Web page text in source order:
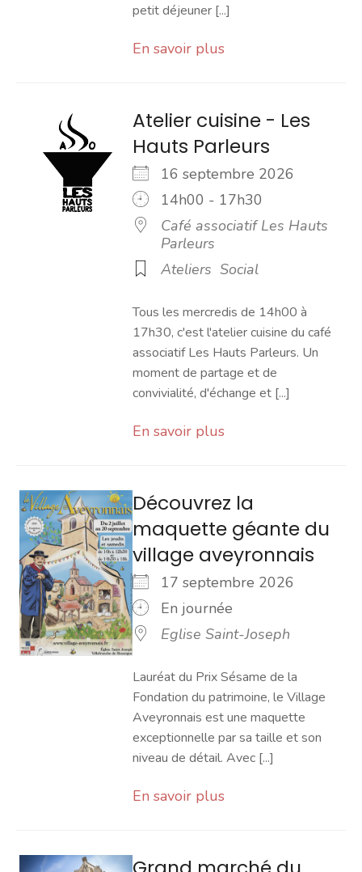
petit déjeuner [...]
En savoir plus
Atelier cuisine - Les
Hauts Parleurs
16 septembre 2026
14h00 - 17h30
Café associatif Les Hauts
Parleurs
Ateliers Social
Tous les mercredis de 14h00 à
17h30, c'est l'atelier cuisine du café
associatif Les Hauts Parleurs. Un
moment de partage et de
convivialité, d'échange et [...]
En savoir plus
Découvrez la
maquette géante du
village aveyronnais
17 septembre 2026
En journée
Eglise Saint-Joseph
Lauréat du Prix Sésame de la
Fondation du patrimoine, le Village
Aveyronnais est une maquette
exceptionnelle par sa taille et son
niveau de détail. Avec [...]
En savoir plus